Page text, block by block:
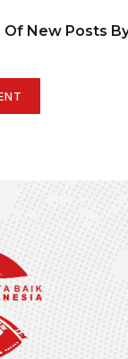
New Posts